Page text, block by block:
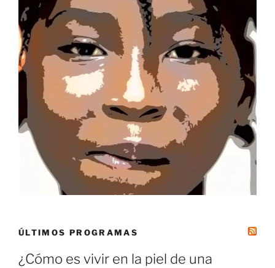
ÚLTIMOS PROGRAMAS
¿Cómo es vivir en la piel de una